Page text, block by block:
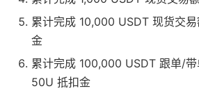
累计完成 10,000 USDT 现货交
金
累计完成 100,000 USDT 跟单/
50U 抵扣金